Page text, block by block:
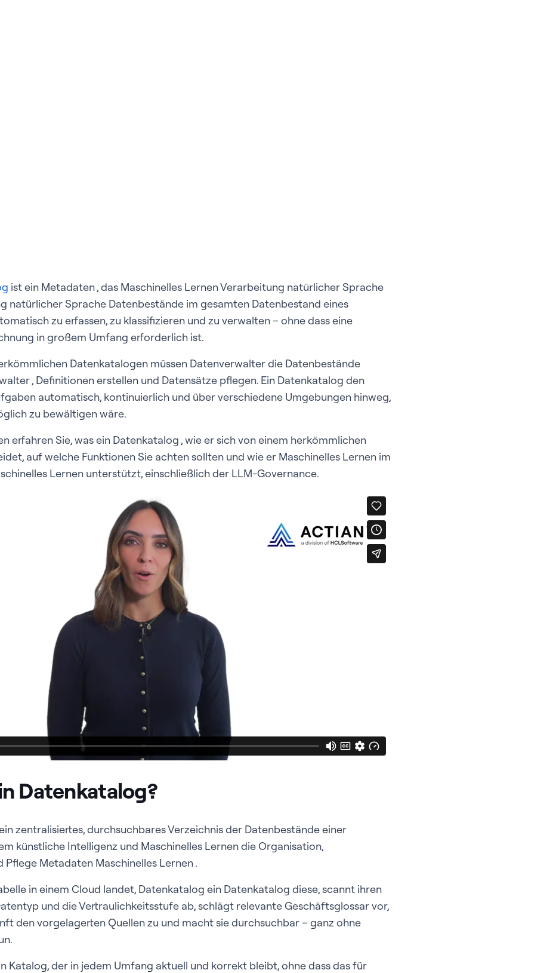
ist ein Metadaten , das Maschinelles Lernen Verarbeitung natürlicher Sprache
natürlicher Sprache Datenbestände im gesamten Datenbestand eines
zu erfassen, zu klassifizieren und zu verwalten – ohne dass eine
in großem Umfang erforderlich ist.
Datenkatalogen müssen Datenverwalter die Datenbestände
, Definitionen erstellen und Datensätze pflegen. Ein Datenkatalog den
automatisch, kontinuierlich und über verschiedene Umgebungen hinweg,
zu bewältigen wäre.
erfahren Sie, was ein Datenkatalog , wie er sich von einem herkömmlichen
auf welche Funktionen Sie achten sollten und wie er Maschinelles Lernen im
Lernen unterstützt, einschließlich der LLM-Governance.
Datenkatalog?
zentralisiertes, durchsuchbares Verzeichnis der Datenbestände einer
künstliche Intelligenz und Maschinelles Lernen die Organisation,
Pflege Metadaten Maschinelles Lernen .
in einem Cloud landet, Datenkatalog ein Datenkatalog diese, scannt ihren
und die Vertraulichkeitsstufe ab, schlägt relevante Geschäftsglossar vor,
den vorgelagerten Quellen zu und macht sie durchsuchbar – ganz ohne
Katalog, der in jedem Umfang aktuell und korrekt bleibt, ohne dass das für